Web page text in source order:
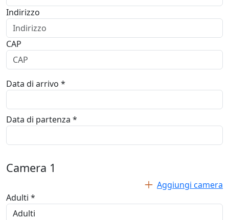
Indirizzo
CAP
Data di arrivo *
Data di partenza *
Camera 1
Aggiungi camera
Adulti *